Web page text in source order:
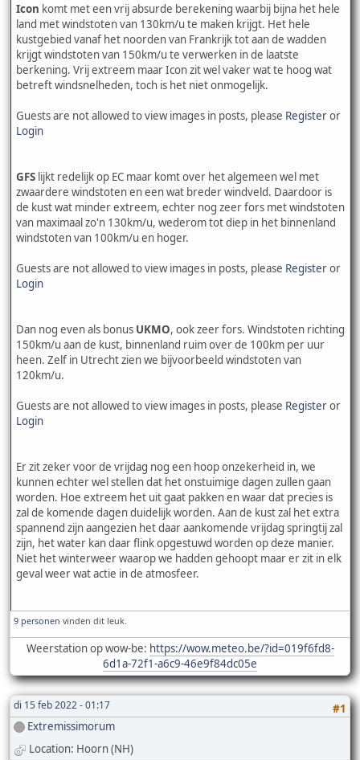
Icon komt met een vrij absurde berekening waarbij bijna het hele
land met windstoten van 130km/u te maken krijgt. Het hele
kustgebied vanaf het noorden van Frankrijk tot aan de wadden
krijgt windstoten van 150km/u te verwerken in de laatste
berkening. Vrij extreem maar Icon zit wel vaker wat te hoog wat
betreft windsnelheden, toch is het niet onmogelijk.
Guests are not allowed to view images in posts, please Registeror
Login
GFS lijkt redelijk op EC maar komt over het algemeen wel met
zwaardere windstoten en een wat breder windveld. Daardoor is
de kust wat minder extreem, echter nog zeer fors met windstoten
van maximaal zo'n 130km/u, wederom tot diep in het binnenland
windstoten van 100km/u en hoger.
Guests are not allowed to view images in posts, please Registeror
Login
Dan nog even als bonus UKMO, ook zeer fors. Windstoten richting
150km/u aan de kust, binnenland ruim over de 100km per uur
heen. Zelf in Utrecht zien we bijvoorbeeld windstoten van
120km/u.
Guests are not allowed to view images in posts, please Registeror
Login
Er zit zeker voor de vrijdag nog een hoop onzekerheid in, we
kunnen echter wel stellen dat het onstuimige dagen zullen gaan
worden. Hoe extreem het uit gaat pakken en waar dat precies is
zal de komende dagen duidelijk worden. Aan de kust zal het extra
spannend zijn aangezien het daar aankomende vrijdag springtij zal
zijn, het water kan daar flink opgestuwd worden op deze manier.
Niet het winterweer waarop we hadden gehoopt maar er zit in elk
geval weer wat actie in de atmosfeer.
9 personen vinden dit leuk.
Weerstation op wow-be: https://wow.meteo.be/?id=019f6fd8-
6d1a-72f1-a6c9-46e9f84dc05e
di 15 feb 2022 - 01:17
#1
Extremissimorum
Location: Hoorn (NH)